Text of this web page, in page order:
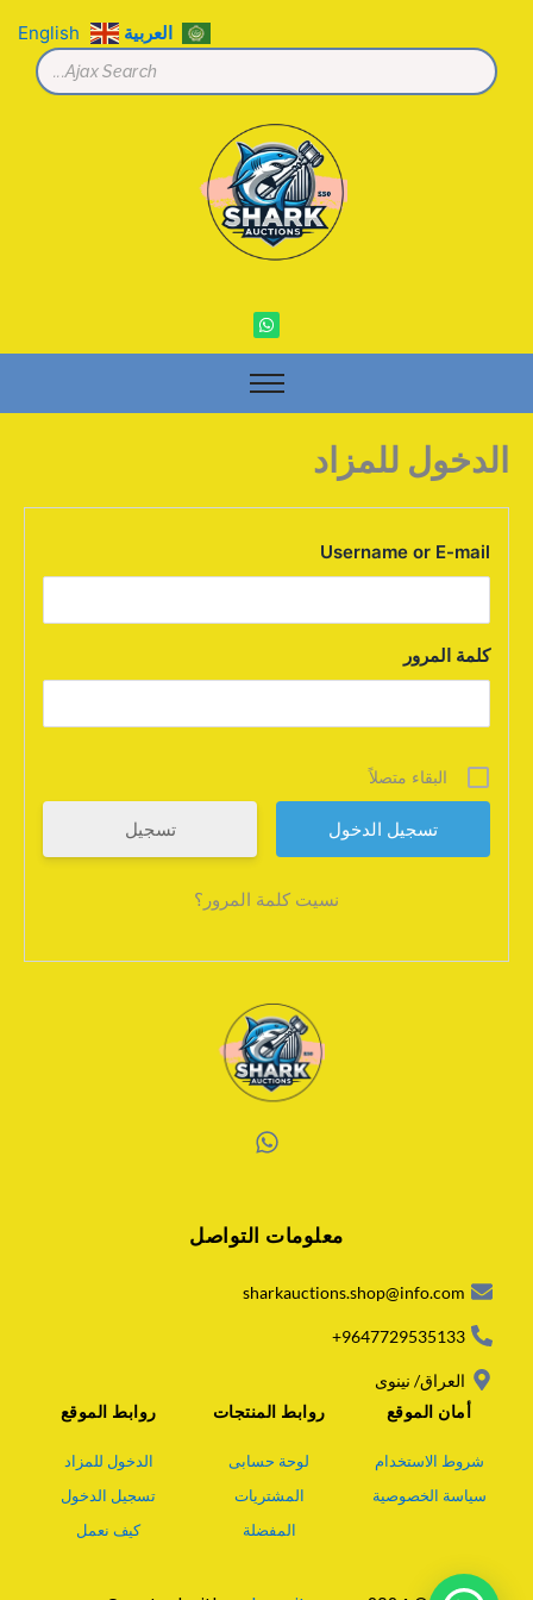
المحتوى
W
h
a
s
p
الدخول للمزاد
Username or E-mail
كلمة المرور
البقاء متصلاً
تسجيل
نسيت كلمة المرور؟
W
t
a
معلومات التواصل
sharkauctions.shop@info.com
9647729535133+
العراق/ نينوى
أمان الموقع
شروط الاستخدام
سياسة الخصوصية
روابط المنتجات
لوحة حسابى
المشتريات
المفضلة
روابط الموقع
الدخول للمزاد
تسجيل الدخول
كيف نعمل
العربية English